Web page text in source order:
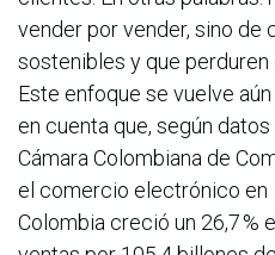
vender por vender, sino de
sostenibles y que perduren
Este enfoque se vuelve
en cuenta que, según datos
Cámara Colombiana de
el comercio electrónico en
Colombia creció un 26,7 %